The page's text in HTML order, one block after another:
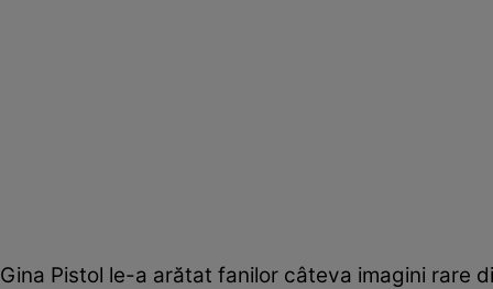
Gina Pistol le-a arătat fanilor câteva imagini rare